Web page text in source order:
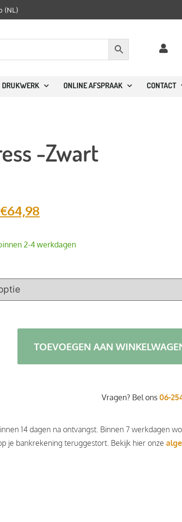
(NL)
DRUKWERK ONLINE AFSPRAAK CONTACT
-Zwart
€64,98
2-4 werkdagen
TOEVOEGEN AAN
Vragen? Bel ons 06-
14 dagen na ontvangst. Binnen 7 werkdagen
je bankrekening teruggestort. Bekijk hier onze